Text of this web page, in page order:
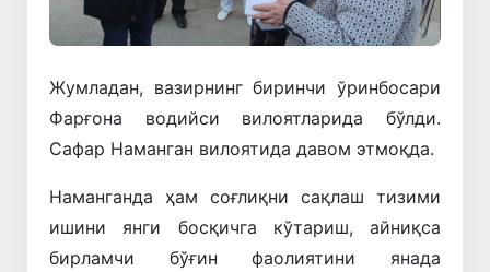
Жумладан, вазирнинг биринчи ўринбосари
Фарғона водийси вилоятларида бўлди.
Сафар Наманган вилоятида давом этмоқда.
Наманганда ҳам соғлиқни сақлаш тизими
ишини янги босқичга кўтариш, айниқса
бирламчи бўғин фаолиятини янада